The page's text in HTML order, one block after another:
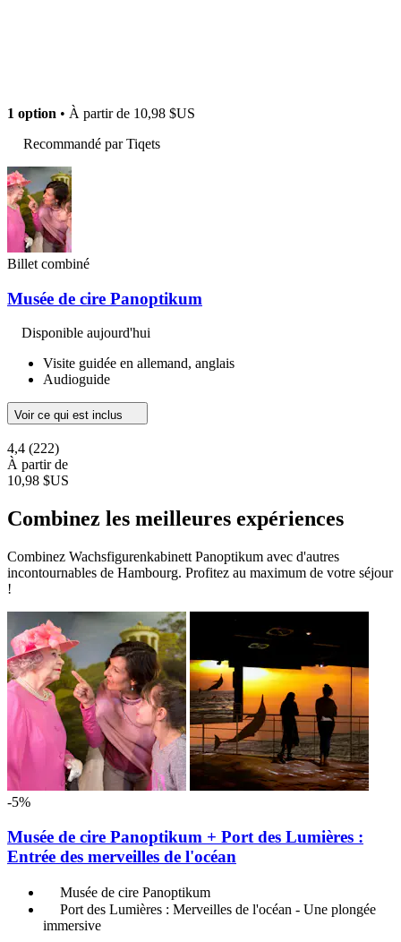
1 option • À partir de 10,98 $US
Recommandé par Tiqets
Billet combiné
Musée de cire Panoptikum
Disponible aujourd'hui
Visite guidée en allemand, anglais
Audioguide
Voir ce qui est inclus
4,4 (222)
À partir de
10,98 $US
Combinez les meilleures expériences
Combinez Wachsfigurenkabinett Panoptikum avec d'autres
incontournables de Hambourg. Profitez au maximum de votre séjour
!
-5%
Musée de cire Panoptikum + Port des Lumières :
Entrée des merveilles de l'océan
Musée de cire Panoptikum
Port des Lumières : Merveilles de l'océan - Une plongée
immersive